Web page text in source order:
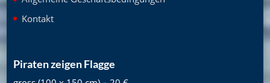
Kontakt
Piraten zeigen Flagge